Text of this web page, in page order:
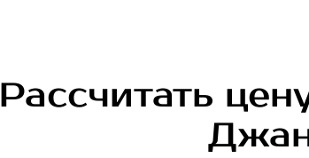
Рассчитать